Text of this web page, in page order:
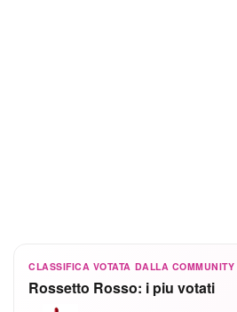
CLASSIFICA VOTATA DALLA COMMUNITY
Rossetto Rosso: i piu votati